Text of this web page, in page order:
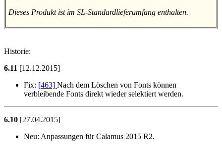
Dieses Produkt ist im SL-Standardlieferumfang enthalten.
Historie:
6.11 [12.12.2015]
Fix: [463] Nach dem Löschen von Fonts können
verbleibende Fonts direkt wieder selektiert werden.
6.10 [27.04.2015]
Neu: Anpassungen für Calamus 2015 R2.